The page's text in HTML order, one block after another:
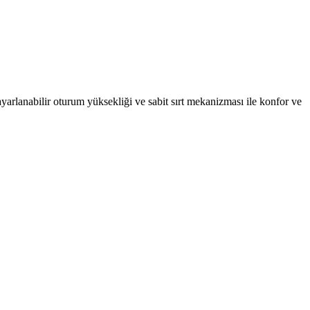
oturum yüksekliği ve sabit sırt mekanizması ile konfor ve